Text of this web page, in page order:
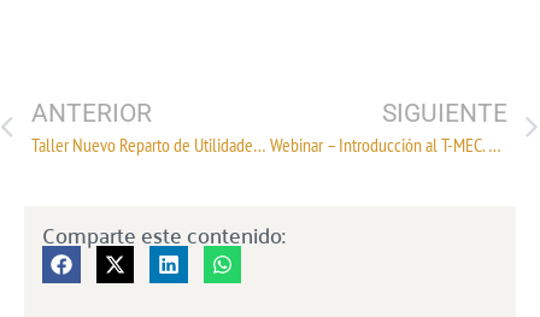
ANTERIOR
Taller Nuevo Reparto de Utilidades Bajo la Nueva Reforma Laboral
SIGUIENTE
Webinar – Introducción al T-MEC. Errores frecuentes y obligaciones de los exportadores
Comparte este contenido: